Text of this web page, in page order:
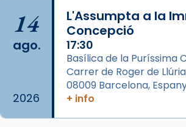
L’arquebisbe de Barcelona, el
Josep Omella, ha presidit la
concelebrat el bisbe auxiliar de
Mons. David Abadías.
📸 Dr. G. Simón
Foto
14
ago.
2026
L'Assumpta a la
Concepció
17:30
Basílica de la Puríssima
Carrer de Roger de
08009 Barcelona,
+ info